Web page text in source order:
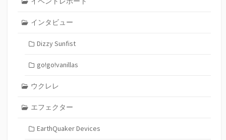
インタビュー
Dizzy Sunfist
go!go!vanillas
ウクレレ
エフェクター
EarthQuaker Devices